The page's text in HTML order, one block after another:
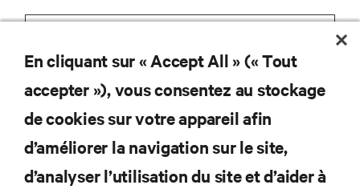
S'INSCRIRE
RESSOURCES
En cliquant sur « Accept All » (« Tout
accepter »), vous consentez au stockage
de cookies sur votre appareil afin
d’améliorer la navigation sur le site,
d’analyser l’utilisation du site et d’aider à